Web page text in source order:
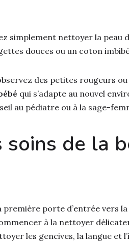
simplement nettoyer la peau
douces ou un coton
des petites rougeurs
qui s’adapte au nouvel
au pédiatre ou à la sage-
soins de la
première porte d’entrée vers
à la nettoyer
les gencives, la langue et